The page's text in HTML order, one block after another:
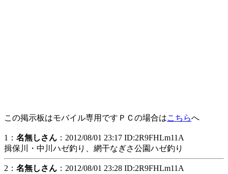
この掲示板はモバイル専用ですＰＣの場合はこちらへ
1： 名無しさん ：2012/08/01 23:17 ID:2R9FHLm11A
揖保川・中川ハゼ釣り、網干なぎさ公園ハゼ釣り
2： 名無しさん ：2012/08/01 23:28 ID:2R9FHLm11A